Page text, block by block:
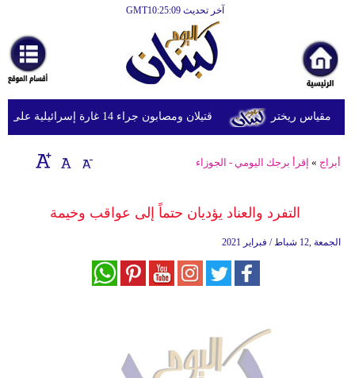
آخر تحديث GMT10:25:09
أخبارعاجلة
رياضة
ثقافة
إقتصاد
وموسيقى
قتيلان ومصابون جراء 14 غارة إسرائيلية على شرق وجنوب لبنان
أبراج » إقرأ برجك اليومي - الجوزاء
التفرد والعناد يؤديان حتماً إلى عواقب وخيمة
الجمعة ,12 شباط / فبراير 2021